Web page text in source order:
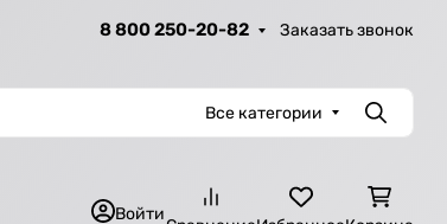
8 800 250-20-82 Заказать звонок
Все категории Поиск
Войти